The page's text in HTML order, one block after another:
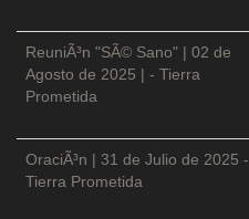
ReuniÃ³n "SÃ© Sano" | 02 de
Agosto de 2025 | - Tierra
Prometida
OraciÃ³n | 31 de Julio de 2025 -
Tierra Prometida